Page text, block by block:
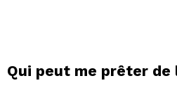
Qui peut me prêter de